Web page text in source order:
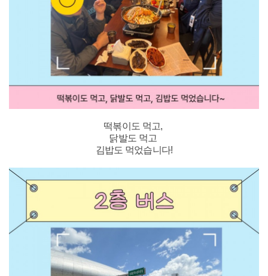
떡볶이도 먹고,
닭발도 먹고
김밥도 먹었습니다!